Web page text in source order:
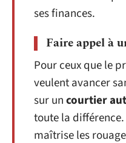
ses finances.
Faire appel à
Pour ceux que le
veulent avancer
sur uncourtier
toute la
maîtrise les